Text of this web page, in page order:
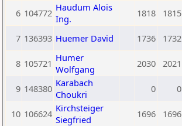
6 104772 Haudum Alois
Ing.
1818 1815
7 136393 Huemer David 1736 1732
8 105721 Humer
Wolfgang
2030 2021
9 148380 Karabach
Choukri
0 0
10 106624 Kirchsteiger
Siegfried
1696 1696